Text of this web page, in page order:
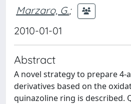
Marzaro, G.;
2010-01-01
Abstract
A novel strategy to prepare 4-
derivatives based on the
quinazoline ring is described.